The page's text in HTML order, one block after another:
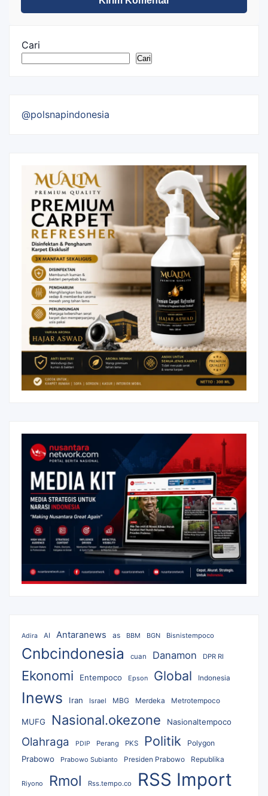
Cari
Cari
@polsnapindonesia
Adira AI Antaranews as BBM BGN Bisnistempoco
Cnbcindonesia cuan Danamon DPR RI
Ekonomi Entempoco Epson Global Indonesia
Inews Iran Israel MBG Merdeka Metrotempoco
MUFG Nasional.okezone Nasionaltempoco
Olahraga PDIP Perang PKS Politik Polygon
Prabowo Prabowo Subianto Presiden Prabowo Republika
Riyono Rmol Rss.tempo.co RSS Import